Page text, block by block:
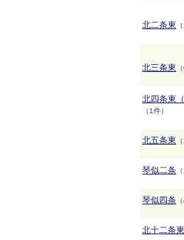
北二条東
北三条東
北四条東
（1件）
北五条東
琴似二条
琴似四条
北十二条東